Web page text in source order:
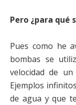
Pero ¿para qué
Pues como he
bombas se
velocidad de
Ejemplos
de agua y que